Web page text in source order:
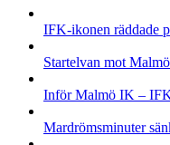
IFK-ikonen räddade
Startelvan mot
Inför Malmö IK –
Mardrömsminuter